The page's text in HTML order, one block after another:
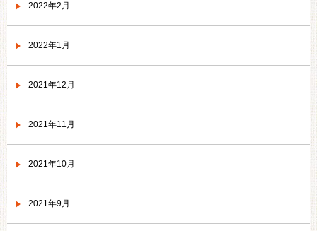
2022年2月
2022年1月
2021年12月
2021年11月
2021年10月
2021年9月